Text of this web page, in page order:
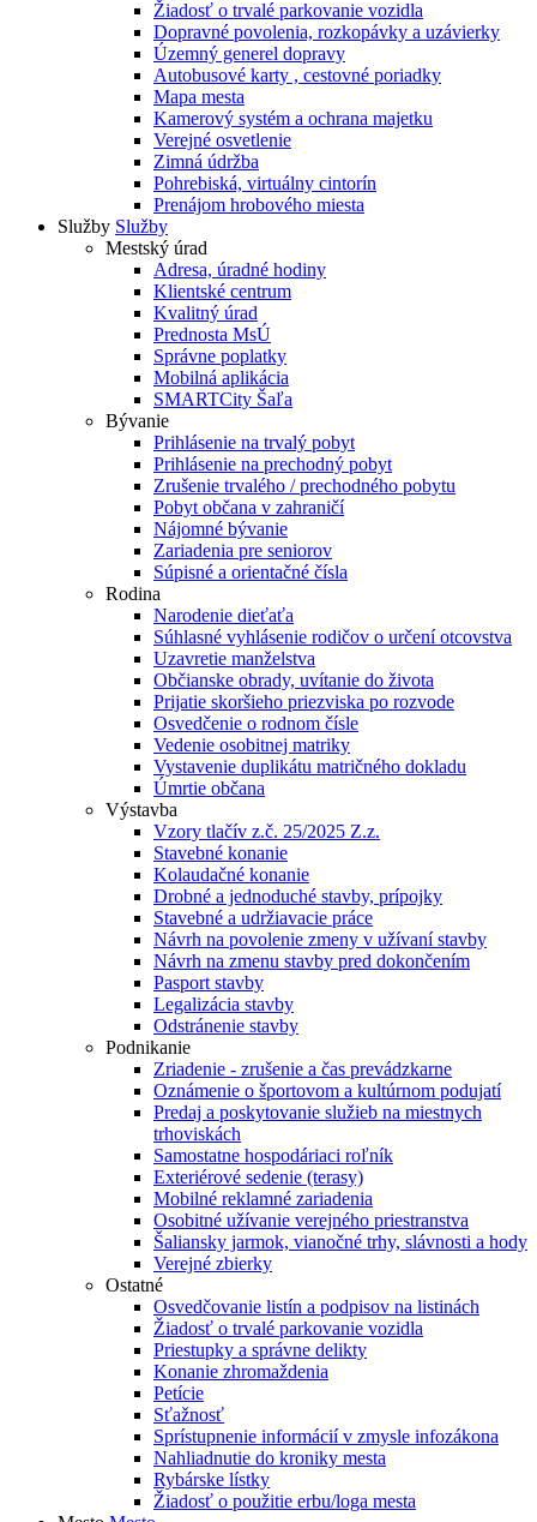
Žiadosť o trvalé parkovanie vozidla
Dopravné povolenia, rozkopávky a uzávierky
Územný generel dopravy
Autobusové karty , cestovné poriadky
Mapa mesta
Kamerový systém a ochrana majetku
Verejné osvetlenie
Zimná údržba
Pohrebiská, virtuálny cintorín
Prenájom hrobového miesta
Služby Služby
Mestský úrad
Adresa, úradné hodiny
Klientské centrum
Kvalitný úrad
Prednosta MsÚ
Správne poplatky
Mobilná aplikácia
SMARTCity Šaľa
Bývanie
Prihlásenie na trvalý pobyt
Prihlásenie na prechodný pobyt
Zrušenie trvalého / prechodného pobytu
Pobyt občana v zahraničí
Nájomné bývanie
Zariadenia pre seniorov
Súpisné a orientačné čísla
Rodina
Narodenie dieťaťa
Súhlasné vyhlásenie rodičov o určení otcovstva
Uzavretie manželstva
Občianske obrady, uvítanie do života
Prijatie skoršieho priezviska po rozvode
Osvedčenie o rodnom čísle
Vedenie osobitnej matriky
Vystavenie duplikátu matričného dokladu
Úmrtie občana
Výstavba
Vzory tlačív z.č. 25/2025 Z.z.
Stavebné konanie
Kolaudačné konanie
Drobné a jednoduché stavby, prípojky
Stavebné a udržiavacie práce
Návrh na povolenie zmeny v užívaní stavby
Návrh na zmenu stavby pred dokončením
Pasport stavby
Legalizácia stavby
Odstránenie stavby
Podnikanie
Zriadenie - zrušenie a čas prevádzkarne
Oznámenie o športovom a kultúrnom podujatí
Predaj a poskytovanie služieb na miestnych
trhoviskách
Samostatne hospodáriaci roľník
Exteriérové sedenie (terasy)
Mobilné reklamné zariadenia
Osobitné užívanie verejného priestranstva
Šaliansky jarmok, vianočné trhy, slávnosti a hody
Verejné zbierky
Ostatné
Osvedčovanie listín a podpisov na listinách
Žiadosť o trvalé parkovanie vozidla
Priestupky a správne delikty
Konanie zhromaždenia
Petície
Sťažnosť
Sprístupnenie informácií v zmysle infozákona
Nahliadnutie do kroniky mesta
Rybárske lístky
Žiadosť o použitie erbu/loga mesta